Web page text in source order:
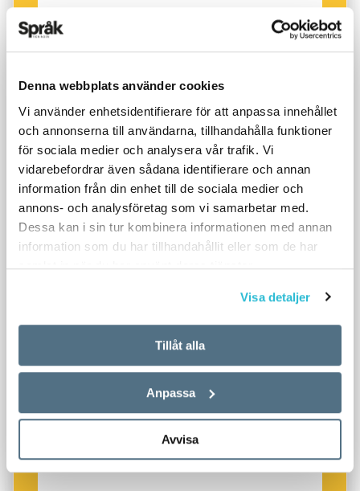
Denna webbplats använder cookies
Vi använder enhetsidentifierare för att anpassa innehållet
och annonserna till användarna, tillhandahålla funktioner
för sociala medier och analysera vår trafik. Vi
vidarebefordrar även sådana identifierare och annan
information från din enhet till de sociala medier och
annons- och analysföretag som vi samarbetar med.
Dessa kan i sin tur kombinera informationen med annan
information som du har tillhandahållit eller som de har
samlat in när du har använt deras tjänster.
Visa detaljer
Tillåt alla
Anpassa
Avvisa